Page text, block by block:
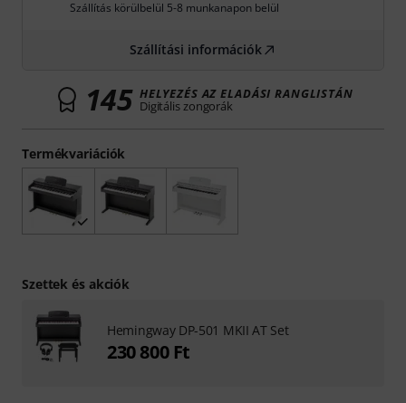
Termékvariációk
Szállítás körülbelül 5-8 munkanapon belül
Szállítási információk
145 HELYEZÉS AZ ELADÁSI RANGLISTÁN
Digitális zongorák
Szettek és akciók
Hemingway DP-501 MKII AT Set
230 800 Ft